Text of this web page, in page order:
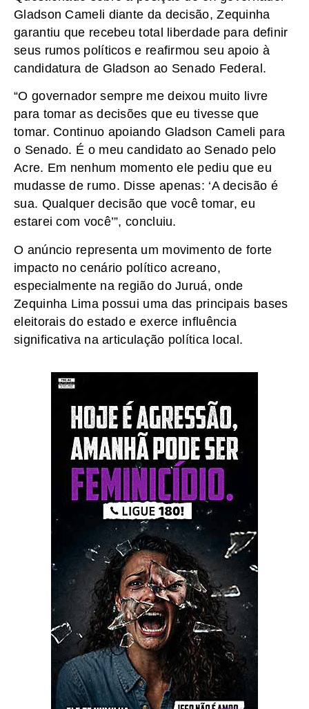
Gladson Cameli diante da decisão, Zequinha
garantiu que recebeu total liberdade para definir
seus rumos políticos e reafirmou seu apoio à
candidatura de Gladson ao Senado Federal.
“O governador sempre me deixou muito livre
para tomar as decisões que eu tivesse que
tomar. Continuo apoiando Gladson Cameli para
o Senado. É o meu candidato ao Senado pelo
Acre. Em nenhum momento ele pediu que eu
mudasse de rumo. Disse apenas: ‘A decisão é
sua. Qualquer decisão que você tomar, eu
estarei com você’”, concluiu.
O anúncio representa um movimento de forte
impacto no cenário político acreano,
especialmente na região do Juruá, onde
Zequinha Lima possui uma das principais bases
eleitorais do estado e exerce influência
significativa na articulação política local.